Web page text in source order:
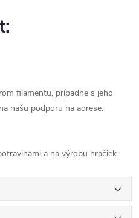
filamentu, prípadne s jeho
našu podporu na adrese:
a na výrobu hračiek